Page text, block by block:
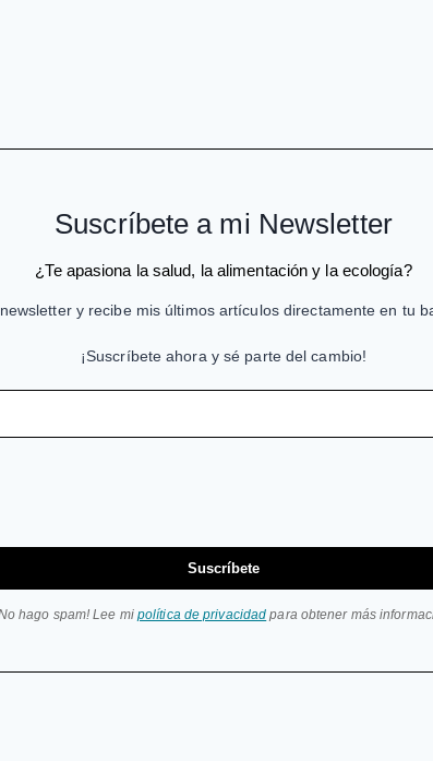
Suscríbete a mi Newsletter
¿Te apasiona la salud, la alimentación y la ecología?
y recibe mis últimos artículos directamente en tu
¡Suscríbete ahora y sé parte del cambio!
Suscríbete
hago spam! Lee mi política de privacidad para obtener más